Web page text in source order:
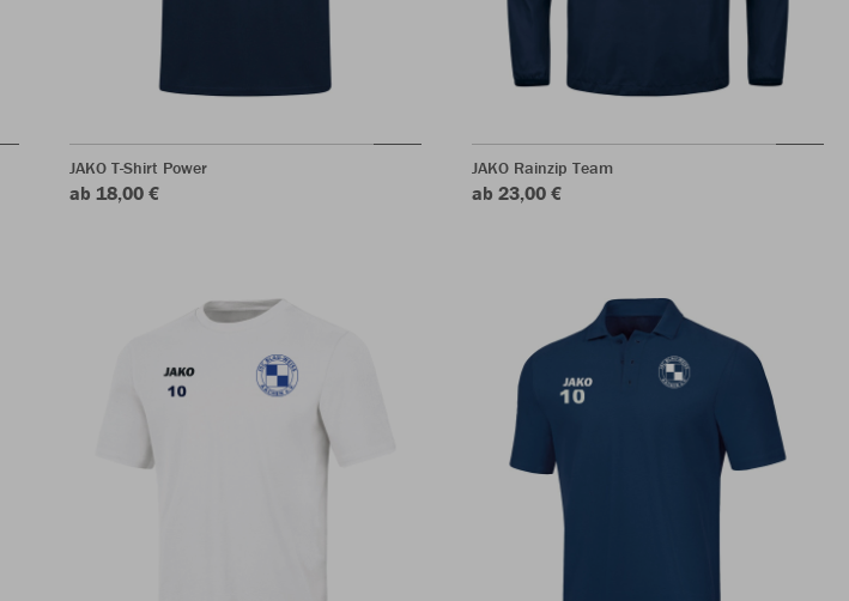
JAKO T-Shirt Power
ab 18,00 €
JAKO Rainzip Team
ab 23,00 €